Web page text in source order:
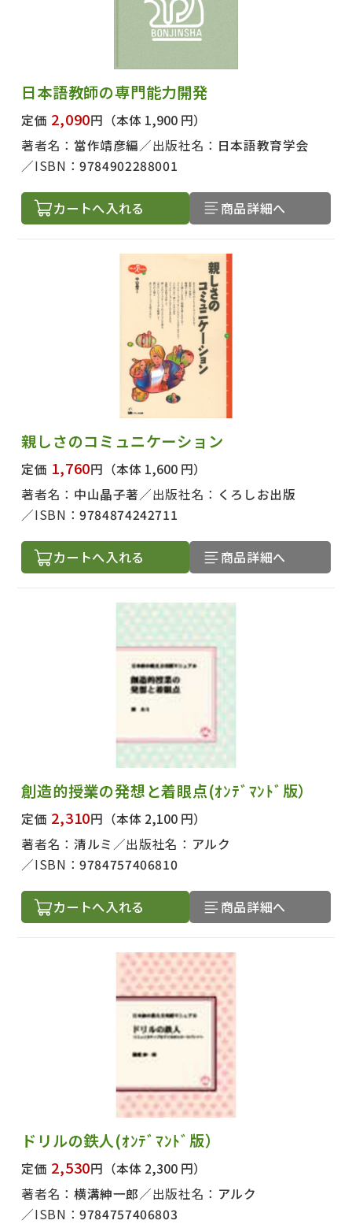
日本語教師の専門能力開発
定価 2,090円 （本体 1,900 円）
著者名： 當作靖彦編 出版社名： 日本語教育学会
ISBN：9784902288001
カートへ入れる 商品詳細へ
親しさのコミュニケーション
定価 1,760円 （本体 1,600 円）
著者名： 中山晶子著 出版社名： くろしお出版
ISBN：9784874242711
カートへ入れる 商品詳細へ
創造的授業の発想と着眼点(ｵﾝﾃﾞﾏﾝﾄﾞ版）
定価 2,310円 （本体 2,100 円）
著者名： 清ルミ 出版社名： アルク
ISBN：9784757406810
カートへ入れる 商品詳細へ
ドリルの鉄人(ｵﾝﾃﾞﾏﾝﾄﾞ版）
定価 2,530円 （本体 2,300 円）
著者名： 横溝紳一郎 出版社名： アルク
ISBN：9784757406803